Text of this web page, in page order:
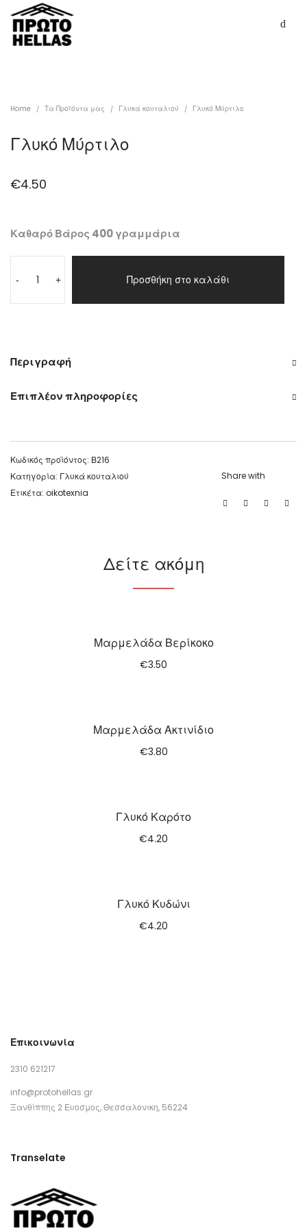
Home / Τα Προϊόντα μας / Γλυκά κουταλιού / Γλυκό Μύρτιλο
Γλυκό Μύρτιλο
€4.50
Καθαρό Βάρος 400 γραμμάρια
- + Προσθήκη στο καλάθι
Περιγραφή
Επιπλέον πληροφορίες
Κωδικός προϊόντος: Β216
Κατηγορία: Γλυκά κουταλιού
Ετικέτα: oikotexnia
Share with
Δείτε ακόμη
Μαρμελάδα Βερίκοκο
€3.50
Μαρμελάδα Ακτινίδιο
€3.80
Γλυκό Καρότο
€4.20
Γλυκό Κυδώνι
€4.20
Επικοινωνία
2310 621217
info@protohellas.gr
Ξανθίππης 2 Ευοσμος, Θεσσαλονικη, 56224
Transelate